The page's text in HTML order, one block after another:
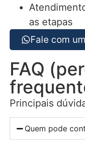
as etapas
Fale com
FAQ
Principais
Quem pode